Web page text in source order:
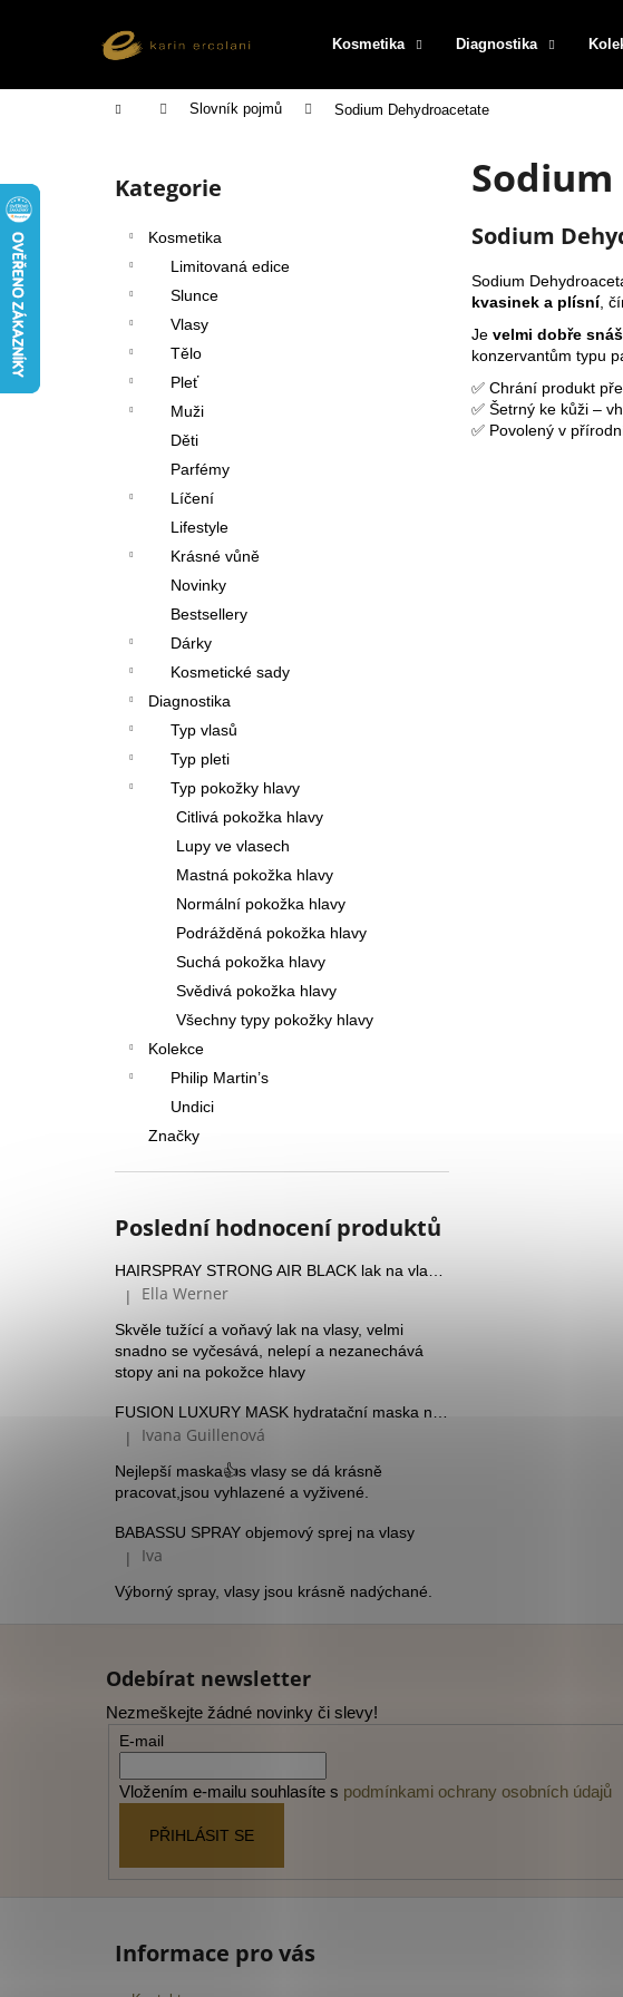
Kosmetika Diagnostika
Domů Slovník pojmů Sodium Dehydroacetate
Přeskočit
kategorie
Kategorie
Kosmetika
Limitovaná edice
Slunce
Vlasy
Tělo
Pleť
Muži
Děti
Parfémy
Líčení
Lifestyle
Krásné vůně
Novinky
Bestsellery
Dárky
Kosmetické sady
Diagnostika
Typ vlasů
Typ pleti
Typ pokožky hlavy
Citlivá pokožka hlavy
Lupy ve vlasech
Mastná pokožka hlavy
Normální pokožka hlavy
Podrážděná pokožka hlavy
Suchá pokožka hlavy
Svědivá pokožka hlavy
Všechny typy pokožky hlavy
Kolekce
Philip Martin’s
Undici
Značky
Poslední hodnocení produktů
Hodnocení produktu je 5 z 5 hvězdiček.
| Ella Werner
Skvěle tužící a voňavý lak na vlasy, velmi
snadno se vyčesává, nelepí a nezanechává
stopy ani na pokožce hlavy
Hodnocení produktu je 5 z 5 hvězdiček.
| Ivana Guillenová
Nejlepší maska👍s vlasy se dá krásně
pracovat,jsou vyhlazené a vyživené.
BABASSU SPRAY objemový sprej na vlasy
Hodnocení produktu je 5 z 5 hvězdiček.
| Iva
Výborný spray, vlasy jsou krásně nadýchané.
Sodium
Sodium
kvasinek a plísní,
Je velmi dobře
konzervantům typu
✅ Chrání produkt
✅ Šetrný ke kůži –
✅ Povolený v
í
Zpět
do
Zpět
do
Odebírat newsletter
Nezmeškejte žádné novinky či slevy!
E-mail
Vložením e-mailu souhlasíte s podmínkami ochrany osobních údajů
PŘIHLÁSIT SE
Informace pro vás